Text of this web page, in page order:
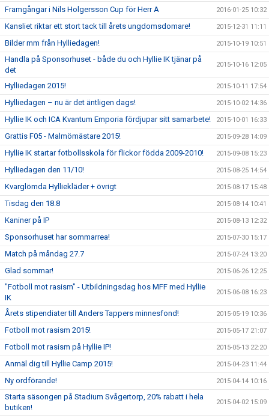
Framgångar i Nils Holgersson Cup för Herr A 2016-01-25 10:32
Kansliet riktar ett stort tack till årets ungdomsdomare! 2015-12-31 11:11
Bilder mm från Hylliedagen! 2015-10-19 10:51
Handla på Sponsorhuset - både du och Hyllie IK tjänar på
det
2015-10-16 12:05
Hylliedagen 2015! 2015-10-11 17:54
Hylliedagen – nu är det äntligen dags! 2015-10-02 14:36
Hyllie IK och ICA Kvantum Emporia fördjupar sitt samarbete! 2015-10-01 16:33
Grattis F05 - Malmömästare 2015! 2015-09-28 14:09
Hyllie IK startar fotbollsskola för flickor födda 2009-2010! 2015-09-08 15:23
Hylliedagen den 11/10! 2015-08-25 14:54
Kvarglömda Hylliekläder + övrigt 2015-08-17 15:48
Tisdag den 18.8 2015-08-14 10:41
Kaniner på IP 2015-08-13 12:32
Sponsorhuset har sommarrea! 2015-07-30 15:17
Match på måndag 27.7 2015-07-24 13:20
Glad sommar! 2015-06-26 12:25
"Fotboll mot rasism" - Utbildningsdag hos MFF med Hyllie
IK
2015-06-08 16:23
Årets stipendiater till Anders Tappers minnesfond! 2015-05-19 10:36
Fotboll mot rasism 2015! 2015-05-17 21:07
Fotboll mot rasism på Hyllie IP! 2015-05-13 22:20
Anmäl dig till Hyllie Camp 2015! 2015-04-23 11:44
Ny ordförande! 2015-04-14 10:16
Starta säsongen på Stadium Svågertorp, 20% rabatt i hela
butiken!
2015-04-02 15:09